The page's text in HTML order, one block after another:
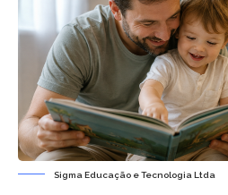
Sigma Educação e Tecnologia Ltda